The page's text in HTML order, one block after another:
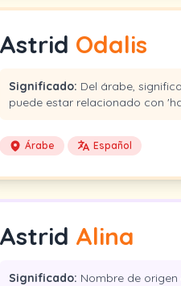
Astrid Odalis
Significado: Del árabe,
puede estar relacionado con
Árabe Español
Astrid Alina
Significado: Nombre de